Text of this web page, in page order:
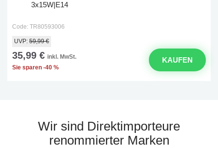
3x15W|E14
Code: TR80593006
UVP: 59,99 €
35,99 € inkl. MwSt.
Sie sparen -40 %
KAUFEN
Wir sind Direktimporteure
renommierter Marken